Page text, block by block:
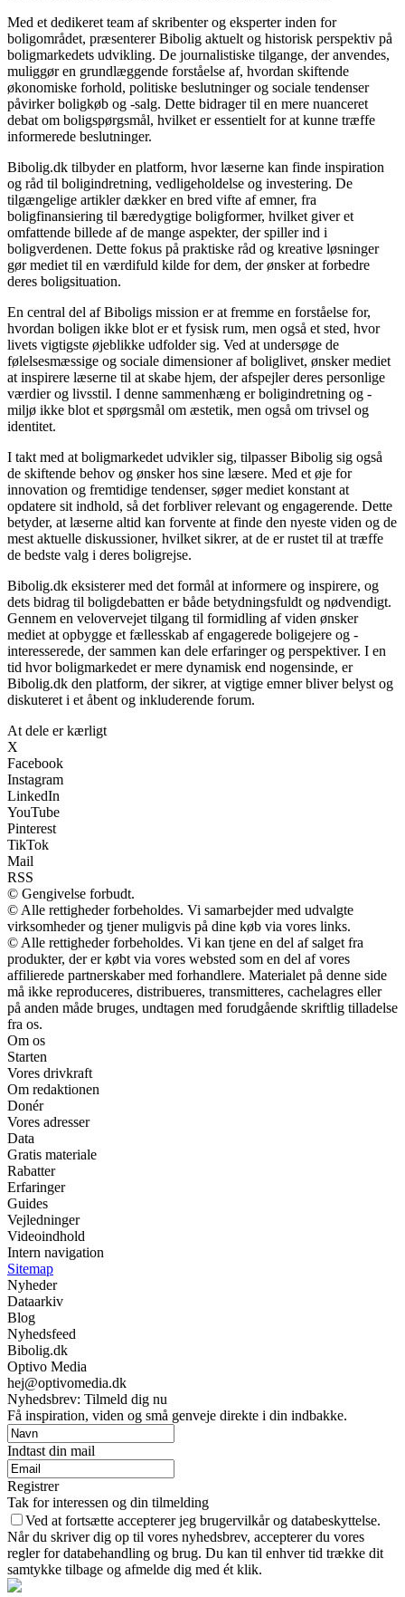
Med et dedikeret team af skribenter og eksperter inden for
boligområdet, præsenterer Bibolig aktuelt og historisk perspektiv på
boligmarkedets udvikling. De journalistiske tilgange, der anvendes,
muliggør en grundlæggende forståelse af, hvordan skiftende
økonomiske forhold, politiske beslutninger og sociale tendenser
påvirker boligkøb og -salg. Dette bidrager til en mere nuanceret
debat om boligspørgsmål, hvilket er essentielt for at kunne træffe
informerede beslutninger.
Bibolig.dk tilbyder en platform, hvor læserne kan finde inspiration
og råd til boligindretning, vedligeholdelse og investering. De
tilgængelige artikler dækker en bred vifte af emner, fra
boligfinansiering til bæredygtige boligformer, hvilket giver et
omfattende billede af de mange aspekter, der spiller ind i
boligverdenen. Dette fokus på praktiske råd og kreative løsninger
gør mediet til en værdifuld kilde for dem, der ønsker at forbedre
deres boligsituation.
En central del af Biboligs mission er at fremme en forståelse for,
hvordan boligen ikke blot er et fysisk rum, men også et sted, hvor
livets vigtigste øjeblikke udfolder sig. Ved at undersøge de
følelsesmæssige og sociale dimensioner af boliglivet, ønsker mediet
at inspirere læserne til at skabe hjem, der afspejler deres personlige
værdier og livsstil. I denne sammenhæng er boligindretning og -
miljø ikke blot et spørgsmål om æstetik, men også om trivsel og
identitet.
I takt med at boligmarkedet udvikler sig, tilpasser Bibolig sig også
de skiftende behov og ønsker hos sine læsere. Med et øje for
innovation og fremtidige tendenser, søger mediet konstant at
opdatere sit indhold, så det forbliver relevant og engagerende. Dette
betyder, at læserne altid kan forvente at finde den nyeste viden og de
mest aktuelle diskussioner, hvilket sikrer, at de er rustet til at træffe
de bedste valg i deres boligrejse.
Bibolig.dk eksisterer med det formål at informere og inspirere, og
dets bidrag til boligdebatten er både betydningsfuldt og nødvendigt.
Gennem en velovervejet tilgang til formidling af viden ønsker
mediet at opbygge et fællesskab af engagerede boligejere og -
interesserede, der sammen kan dele erfaringer og perspektiver. I en
tid hvor boligmarkedet er mere dynamisk end nogensinde, er
Bibolig.dk den platform, der sikrer, at vigtige emner bliver belyst og
diskuteret i et åbent og inkluderende forum.
At dele er kærligt
X
Facebook
Instagram
LinkedIn
YouTube
Pinterest
TikTok
Mail
RSS
© Gengivelse forbudt.
© Alle rettigheder forbeholdes. Vi samarbejder med udvalgte
virksomheder og tjener muligvis på dine køb via vores links.
© Alle rettigheder forbeholdes. Vi kan tjene en del af salget fra
produkter, der er købt via vores websted som en del af vores
affilierede partnerskaber med forhandlere. Materialet på denne side
må ikke reproduceres, distribueres, transmitteres, cachelagres eller
på anden måde bruges, undtagen med forudgående skriftlig tilladelse
fra os.
Om os
Starten
Vores drivkraft
Om redaktionen
Donér
Vores adresser
Data
Gratis materiale
Rabatter
Erfaringer
Guides
Vejledninger
Videoindhold
Intern navigation
Sitemap
Nyheder
Dataarkiv
Blog
Nyhedsfeed
Bibolig.dk
Optivo Media
hej@optivomedia.dk
Nyhedsbrev: Tilmeld dig nu
Få inspiration, viden og små genveje direkte i din indbakke.
Indtast din mail
Registrer
Tak for interessen og din tilmelding
Ved at fortsætte accepterer jeg brugervilkår og databeskyttelse.
Når du skriver dig op til vores nyhedsbrev, accepterer du vores
regler for databehandling og brug. Du kan til enhver tid trække dit
samtykke tilbage og afmelde dig med ét klik.